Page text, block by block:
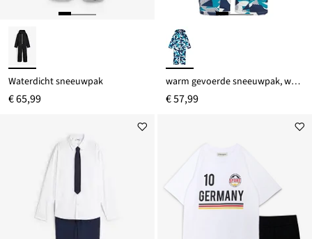
Waterdicht sneeuwpak
€ 65,99
warm gevoerde sneeuwpak, waterafstotend, voor kinderen
€ 57,99